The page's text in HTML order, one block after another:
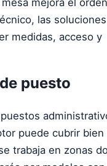
mejora el
las soluciones
medidas, acceso y
puesto
puede cubrir bien
trabaja en zonas